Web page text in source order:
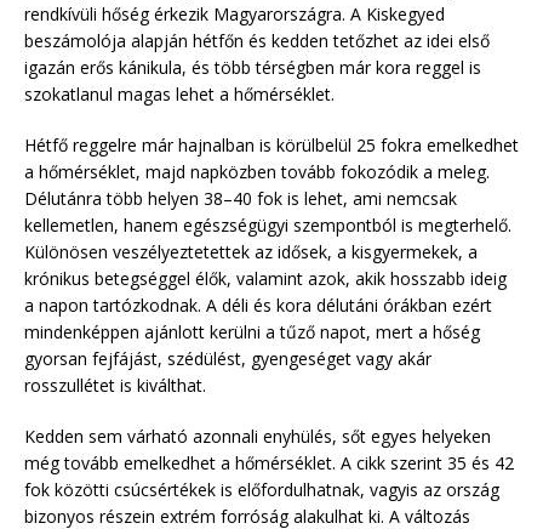
rendkívüli hőség érkezik Magyarországra. A Kiskegyed
beszámolója alapján hétfőn és kedden tetőzhet az idei első
igazán erős kánikula, és több térségben már kora reggel is
szokatlanul magas lehet a hőmérséklet.
Hétfő reggelre már hajnalban is körülbelül 25 fokra emelkedhet
a hőmérséklet, majd napközben tovább fokozódik a meleg.
Délutánra több helyen 38–40 fok is lehet, ami nemcsak
kellemetlen, hanem egészségügyi szempontból is megterhelő.
Különösen veszélyeztetettek az idősek, a kisgyermekek, a
krónikus betegséggel élők, valamint azok, akik hosszabb ideig
a napon tartózkodnak. A déli és kora délutáni órákban ezért
mindenképpen ajánlott kerülni a tűző napot, mert a hőség
gyorsan fejfájást, szédülést, gyengeséget vagy akár
rosszullétet is kiválthat.
Kedden sem várható azonnali enyhülés, sőt egyes helyeken
még tovább emelkedhet a hőmérséklet. A cikk szerint 35 és 42
fok közötti csúcsértékek is előfordulhatnak, vagyis az ország
bizonyos részein extrém forróság alakulhat ki. A változás